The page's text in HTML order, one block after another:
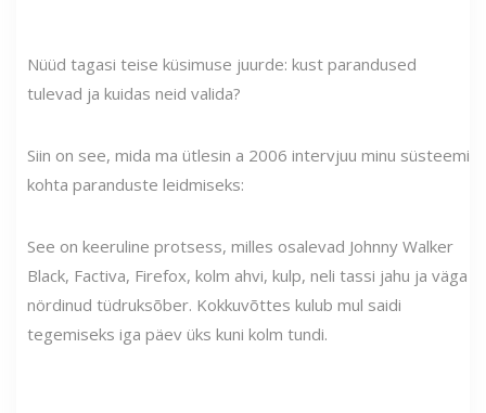
Nüüd tagasi teise küsimuse juurde: kust parandused
tulevad ja kuidas neid valida?
Siin on see, mida ma ütlesin a 2006 intervjuu minu süsteemi
kohta paranduste leidmiseks:
See on keeruline protsess, milles osalevad Johnny Walker
Black, Factiva, Firefox, kolm ahvi, kulp, neli tassi jahu ja väga
nördinud tüdruksõber. Kokkuvõttes kulub mul saidi
tegemiseks iga päev üks kuni kolm tundi.